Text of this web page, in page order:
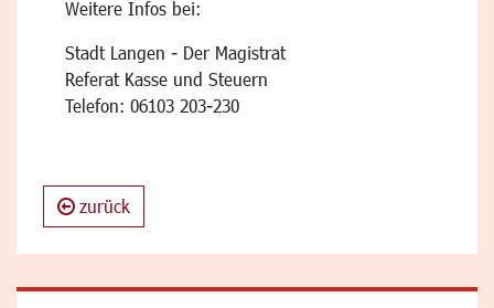
Weitere Infos bei:
Stadt Langen - Der Magistrat
Referat Kasse und Steuern
Telefon: 06103 203-230
zurück